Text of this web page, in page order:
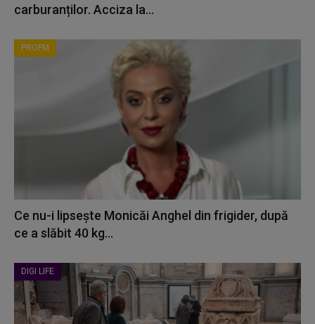
carburanților. Acciza la...
PROFM
Ce nu-i lipsește Monicăi Anghel din frigider, după
ce a slăbit 40 kg...
DIGI LIFE